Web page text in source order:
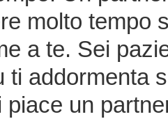
molto tempo
a te. Sei
ti addormenta
piace un